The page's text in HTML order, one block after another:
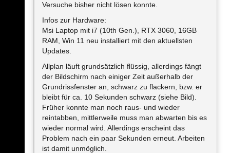
Versuche bisher nicht lösen konnte.
Infos zur Hardware:
Msi Laptop mit i7 (10th Gen.), RTX 3060, 16GB
RAM, Win 11 neu installiert mit den aktuellsten
Updates.
Allplan läuft grundsätzlich flüssig, allerdings fängt
der Bildschirm nach einiger Zeit außerhalb der
Grundrissfenster an, schwarz zu flackern, bzw. er
bleibt für ca. 10 Sekunden schwarz (siehe Bild).
Früher konnte man noch raus- und wieder
reintabben, mittlerweile muss man abwarten bis es
wieder normal wird. Allerdings erscheint das
Problem nach ein paar Sekunden erneut. Arbeiten
ist damit unmöglich.